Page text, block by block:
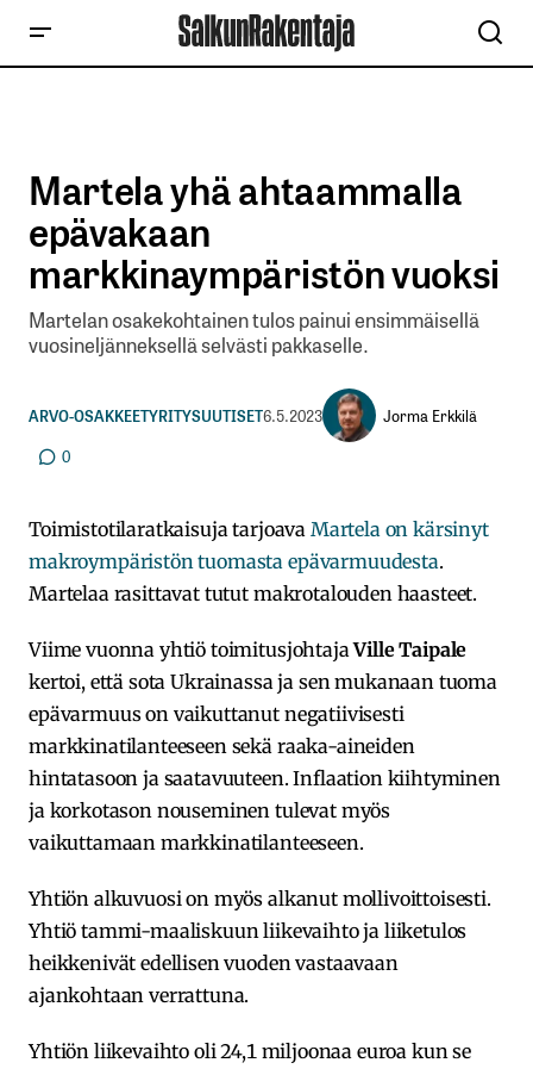
Martela yhä ahtaammalla
epävakaan
markkinaympäristön vuoksi
Martelan osakekohtainen tulos painui ensimmäisellä
vuosineljänneksellä selvästi pakkaselle.
ARVO-OSAKKEETYRITYSUUTISET6.5.2023
Jorma Erkkilä
0
Toimistotilaratkaisuja tarjoava Martela on kärsinyt
makroympäristön tuomasta epävarmuudesta.
Martelaa rasittavat tutut makrotalouden haasteet.
Viime vuonna yhtiö toimitusjohtajaVille Taipale
kertoi, että sota Ukrainassa ja sen mukanaan tuoma
epävarmuus on vaikuttanut negatiivisesti
markkinatilanteeseen sekä raaka-aineiden
hintatasoon ja saatavuuteen. Inflaation kiihtyminen
ja korkotason nouseminen tulevat myös
vaikuttamaan markkinatilanteeseen.
Yhtiön alkuvuosi on myös alkanut mollivoittoisesti.
Yhtiö tammi-maaliskuun liikevaihto ja liiketulos
heikkenivät edellisen vuoden vastaavaan
ajankohtaan verrattuna.
Yhtiön liikevaihto oli 24,1 miljoonaa euroa kun se